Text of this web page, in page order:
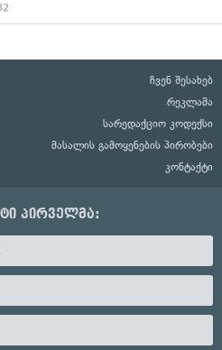
ჩვენ შესახებ
რეკლამა
სარედაქციო კოდექსი
მასალის გამოყენების პირობები
კონტაქტი
პირველმა: